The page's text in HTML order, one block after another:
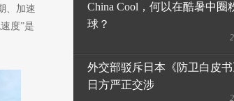
、加速
度”是
China Cool，何以在酷暑中圈
球？
外交部驳斥日本《防卫白皮书
日方严正交涉